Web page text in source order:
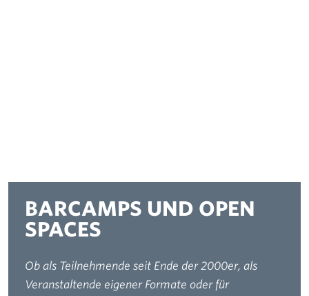
BARCAMPS UND OPEN
SPACES
Ob als Teilnehmende seit Ende der 2000er, als
Veranstaltende eigener Formate oder für